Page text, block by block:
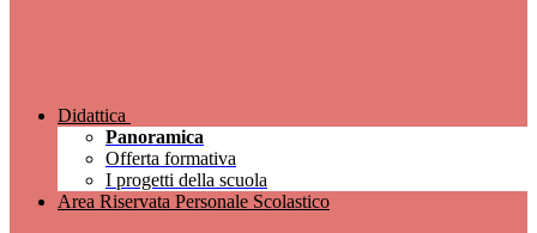
Didattica
Panoramica
Offerta formativa
I progetti della scuola
Area Riservata Personale Scolastico